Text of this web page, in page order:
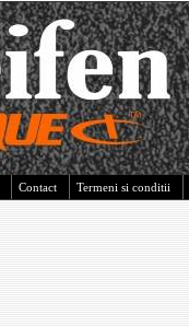
Contact Termeni si conditii